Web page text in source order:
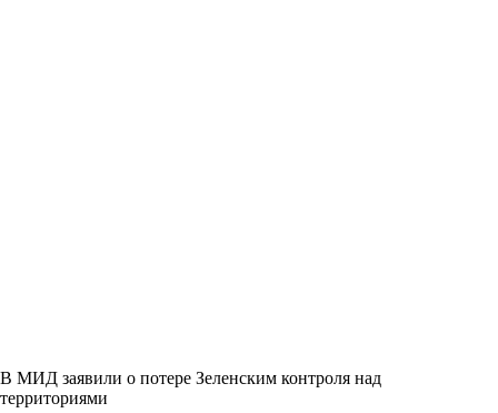
В МИД заявили о потере Зеленским контроля над
территориями